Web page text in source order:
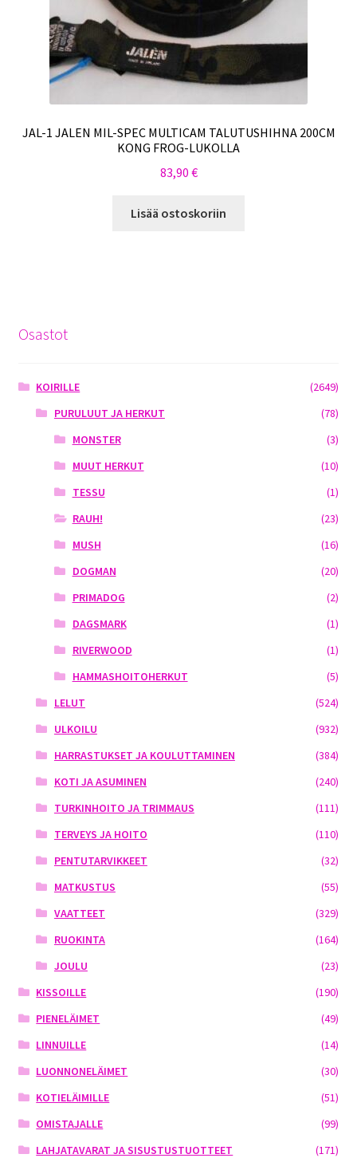
JAL-1 JALEN MIL-SPEC MULTICAM TALUTUSHIHNA 200CM
KONG FROG-LUKOLLA
83,90 €
Lisää ostoskoriin
Osastot
KOIRILLE
(2649)
PURULUUT JA HERKUT
(78)
MONSTER
(3)
MUUT HERKUT
(10)
TESSU
(1)
RAUH!
(23)
MUSH
(16)
DOGMAN
(20)
PRIMADOG
(2)
DAGSMARK
(1)
RIVERWOOD
(1)
HAMMASHOITOHERKUT
(5)
LELUT
(524)
ULKOILU
(932)
HARRASTUKSET JA KOULUTTAMINEN
(384)
KOTI JA ASUMINEN
(240)
TURKINHOITO JA TRIMMAUS
(111)
TERVEYS JA HOITO
(110)
PENTUTARVIKKEET
(32)
MATKUSTUS
(55)
VAATTEET
(329)
RUOKINTA
(164)
JOULU
(23)
KISSOILLE
(190)
PIENELÄIMET
(49)
LINNUILLE
(14)
LUONNONELÄIMET
(30)
KOTIELÄIMILLE
(51)
OMISTAJALLE
(99)
LAHJATAVARAT JA SISUSTUSTUOTTEET
(171)